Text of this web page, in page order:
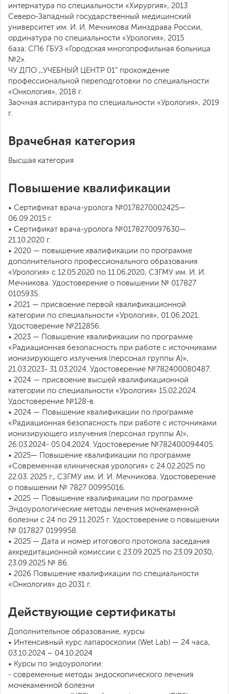
интернатура по специальности «Хирургия», 2013
Северо-Западный государственный медицинский
университет им. И. И. Мечникова Минздрава России,
ординатура по специальности «Урология», 2015
база: СПб ГБУЗ «Городская многопрофильная больница
№2».
ЧУ ДПО ,,УЧЕБНЫЙ ЦЕНТР 01” прохождение
профессиональной переподготовки по специальности
«Онкология», 2018 г.
Заочная аспирантура по специальности «Урология», 2019
г.
Врачебная категория
Высшая категория
Повышение квалификации
• Сертификат врача-уролога №0178270002425—
06.09.2015 г.
• Сертификат врача-уролога №0178270097630—
21.10.2020 г.
• 2020 — повышение квалификации по программе
дополнительного профессионального образования
«Урология» с 12.05.2020 по 11.06.2020, СЗГМУ им. И. И.
Мечникова. Удостоверение о повышении № 017827
0105935.
• 2021 — присвоение первой квалификационной
категории по специальности «Урология», 01.06.2021.
Удостоверение №212856.
• 2023 — Повышение квалификации по программе
«Радиационная безопасность при работе с источниками
ионизирующего излучения (персонал группы А)»,
21.03.2023- 31.03.2024. Удостоверение №782400080487.
• 2024 — присвоение высшей квалификационной
категории по специальности «Урология» 15.02.2024.
Удостоверение №128-в.
• 2024 — Повышение квалификации по программе
«Радиационная безопасность при работе с источниками
ионизирующего излучения (персонал группы А)»,
26.03.2024- 05.04.2024. Удостоверение №782400094405.
• 2025— Повышение квалификации по программе
«Современная клиническая урология» с 24.02.2025 по
22.03. 2025 г., СЗГМУ им. И. И. Мечникова. Удостоверение
о повышении № 7827 00995016.
• 2025 — Повышение квалификации по программе
Эндоурологические методы лечения мочекаменной
болезни с 24 по 29.11.2025 г. Удостоверение о повышении
№ 017827 0199958.
• 2025 — Дата и номер итогового протокола заседания
аккредитационной комиссии с 23.09.2025 по 23.09.2030,
23.09.2025 № 86.
• 2026 Повышение квалификации по специальности
«Онкология» до 2031 г.
Действующие сертификаты
Дополнительное образование, курсы
• Интенсивный курс лапароскопии (Wet Lab) — 24 часа,
03.10.2024 – 04.10.2024
• Курсы по эндоурологии:
- современные методы эндоскопического лечения
мочекаменной болезни